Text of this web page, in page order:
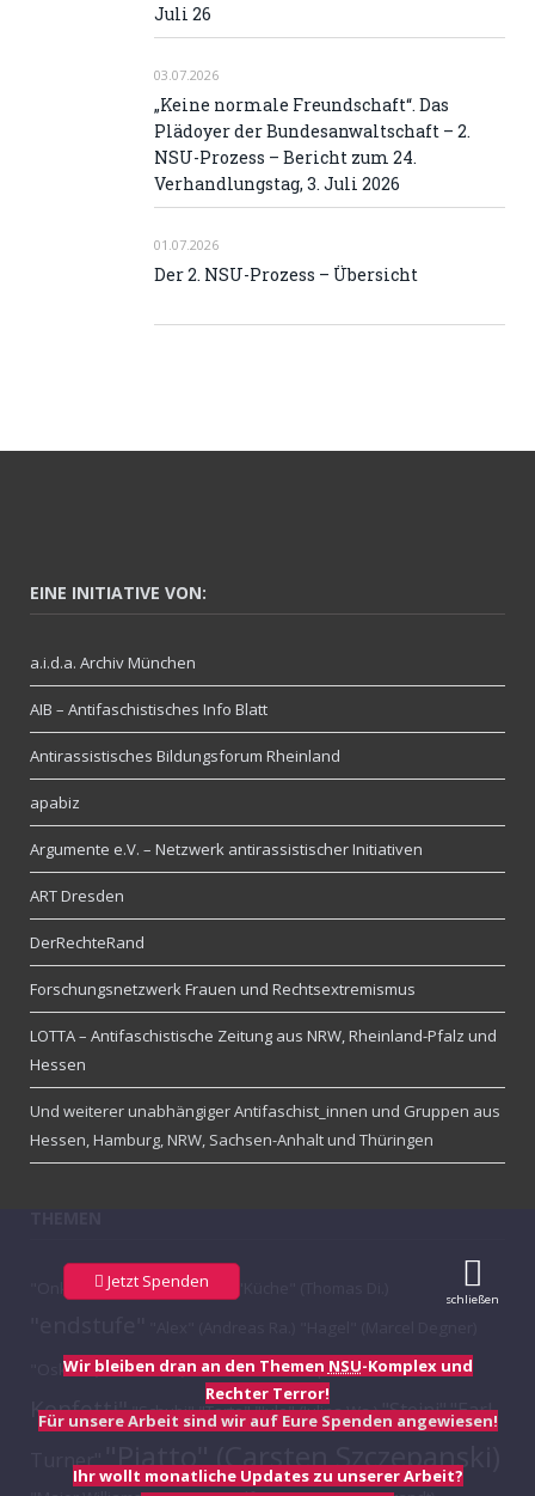
Juli 26
03.07.2026
„Keine normale Freundschaft“. Das
Plädoyer der Bundesanwaltschaft – 2.
NSU-Prozess – Bericht zum 24.
Verhandlungstag, 3. Juli 2026
01.07.2026
Der 2. NSU-Prozess – Übersicht
EINE INITIATIVE VON:
a.i.d.a. Archiv München
AIB – Antifaschistisches Info Blatt
Antirassistisches Bildungsforum Rheinland
apabiz
Argumente e.V. – Netzwerk antirassistischer Initiativen
ART Dresden
DerRechteRand
Forschungsnetzwerk Frauen und Rechtsextremismus
LOTTA – Antifaschistische Zeitung aus NRW, Rheinland-Pfalz und
Hessen
Und weiterer unabhängiger Antifaschist_innen und Gruppen aus
Hessen, Hamburg, NRW, Sachsen-Anhalt und Thüringen
"Tristan" (Tibor Re.)
"Oskar" (Tino Brandt) #Gauck #Bundespräsident "Aktion
Konfetti""Schubi""Torte""Jule" (Julina Wa.)"Steini""Earl
Turner""Piatto" (Carsten Szczepanski)
schließen
Jetzt Spenden
Wir bleiben dran an den Themen NSU-Komplex und
Rechter Terror!
Für unsere Arbeit sind wir auf Eure Spenden angewiesen!
Ihr wollt monatliche Updates zu unserer Arbeit?